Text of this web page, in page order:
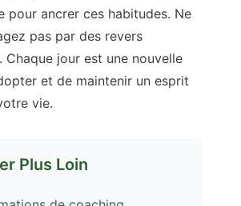
pour ancrer ces habitudes. Ne
pas par des revers
Chaque jour est une nouvelle
et de maintenir un esprit
vie.
Plus Loin